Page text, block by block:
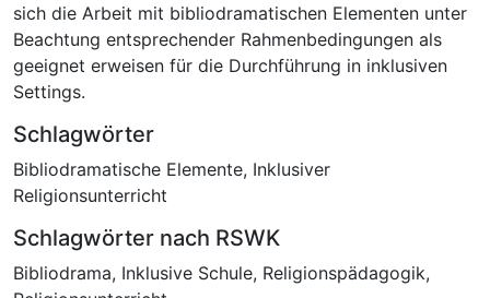
sich die Arbeit mit bibliodramatischen Elementen unter
Beachtung entsprechender Rahmenbedingungen als
geeignet erweisen für die Durchführung in inklusiven
Settings.
Schlagwörter
Bibliodramatische Elemente, Inklusiver
Religionsunterricht
Schlagwörter nach RSWK
Bibliodrama, Inklusive Schule, Religionspädagogik,